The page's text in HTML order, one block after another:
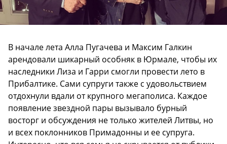
В начале лета Алла Пугачева и Максим Галкин
арендовали шикарный особняк в Юрмале, чтобы их
наследники Лиза и Гарри смогли провести лето в
Прибалтике. Сами супруги также с удовольствием
отдохнули вдали от крупного мегаполиса. Каждое
появление звездной пары вызывало бурный
восторг и обсуждения не только жителей Литвы, но
и всех поклонников Примадонны и ее супруга.